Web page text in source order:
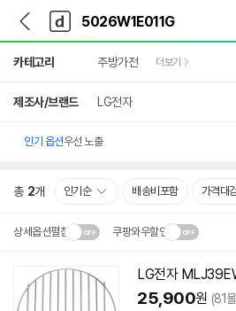
다
나
와
가
기
다
와
메
인
카테고리 주방가전 더보기
제조사/브랜드 LG전자
인기 옵션우선 노출
총 2개 인기순 배송비포함 가격대
상세옵션펼침 쿠팡와우할인
설치 환경·지역에 따라
배송·설치비가 달라집니다.
기
LG전자
25,900원 (81